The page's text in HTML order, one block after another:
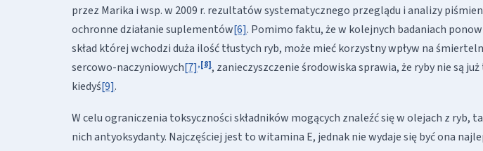
przez Marika i wsp. w 2009 r. rezultatów systematycznego przeglądu i analizy
ochronne działanie suplementów[6]. Pomimo faktu, że w kolejnych badaniach
skład której wchodzi duża ilość tłustych ryb, może mieć korzystny wpływ na
sercowo-naczyniowych[7],[8], zanieczyszczenie środowiska sprawia, że ryby nie są
kiedyś[9].
W celu ograniczenia toksyczności składników mogących znaleźć się w olejach z ryb,
nich antyoksydanty. Najczęściej jest to witamina E, jednak nie wydaje się być ona